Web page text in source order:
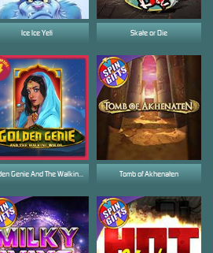
Skate or Die
Tomb of Akhenaten
Golden Genie And The Walking Wilds
Ice Ice Yeti